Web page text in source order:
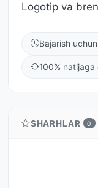
Logotip va
Bajarish
100%
SHARHLAR 0